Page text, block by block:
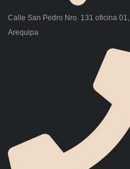
Calle San Pedro Nro. 131 oficina 01,
Arequipa